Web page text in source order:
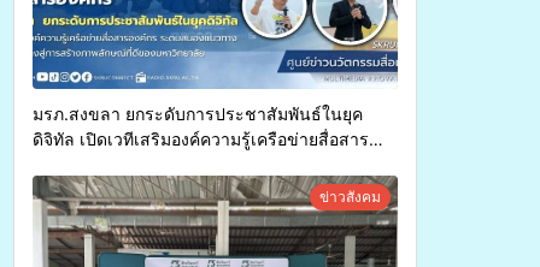
มรภ.สงขลา ยกระดับการประชาสัมพันธ์ในยุค
ดิจิทัล เปิดเวทีเสริมองค์ความรู้เครือข่ายสื่อสาร
การสร้างภาพลักษณ์ที่ดีของมหาวิทยาลัยข่าวสังคม